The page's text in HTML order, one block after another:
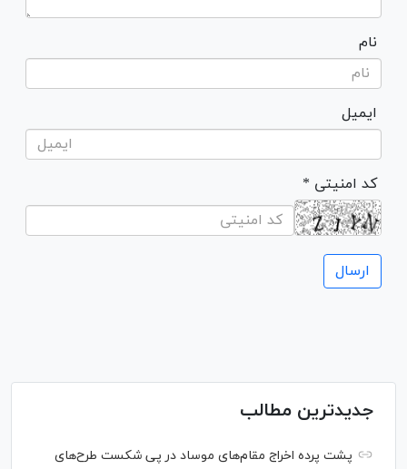
نام
ایمیل
* کد امنیتی
جدیدترین مطالب
پشت پرده اخراج مقام‌های موساد در پی شکست طرح‌های